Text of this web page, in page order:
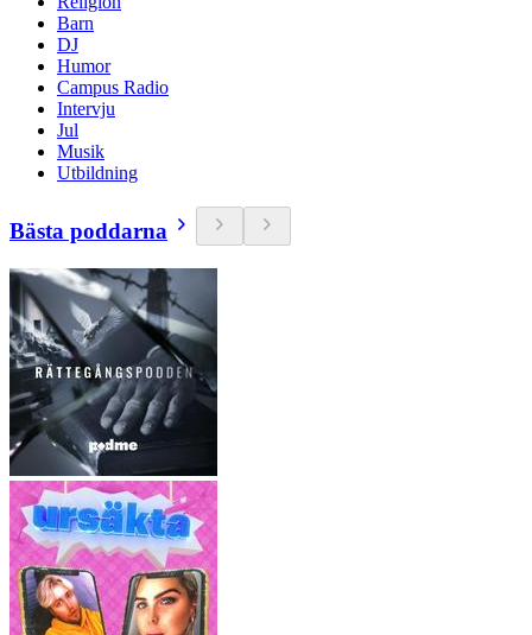
Barn
DJ
Humor
Campus Radio
Intervju
Jul
Musik
Utbildning
Bästa poddarna